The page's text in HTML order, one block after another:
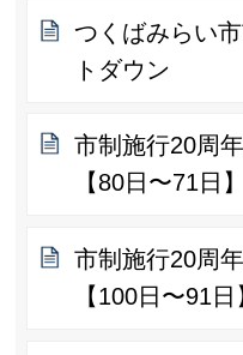
つくばみらい
トダウン
市制施行20周
【80日〜71日】
市制施行20周
【100日〜91日